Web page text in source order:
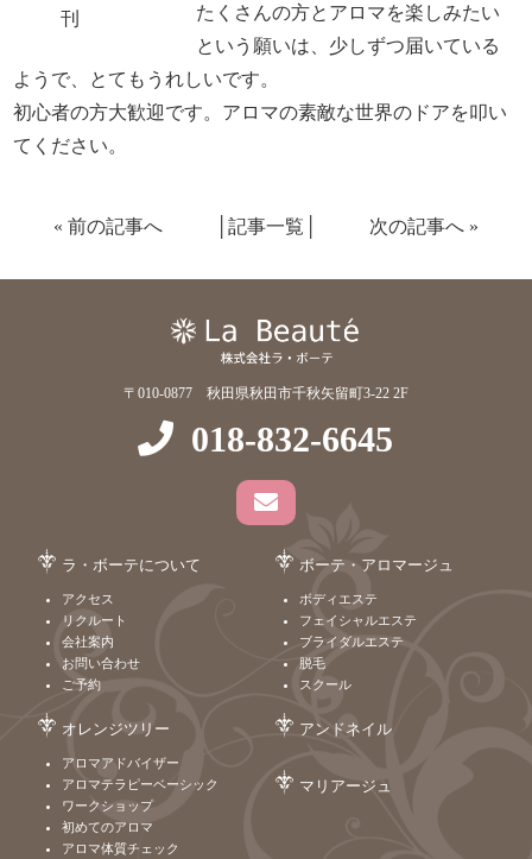
刊
たくさんの方とアロマを楽しみたい
という願いは、少しずつ届いている
ようで、とてもうれしいです。
初心者の方大歓迎です。アロマの素敵な世界のドアを叩い
てください。
« 前の記事へ 記事一覧 次の記事へ »
〒010-0877 秋田県秋田市千秋矢留町3-22 2F
018-832-6645
ラ・ボーテについて
アクセス
リクルート
会社案内
お問い合わせ
ご予約
ボーテ・アロマージュ
ボディエステ
フェイシャルエステ
ブライダルエステ
脱毛
スクール
オレンジツリー
アロマアドバイザー
アロマテラピーベーシック
ワークショップ
初めてのアロマ
アロマ体質チェック
アンドネイル
マリアージュ